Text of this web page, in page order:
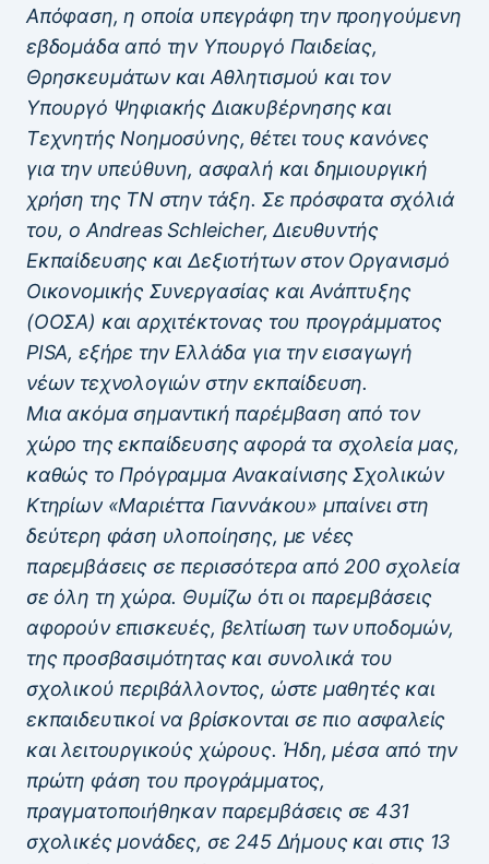
Απόφαση, η οποία υπεγράφη την προηγούμενη
εβδομάδα από την Υπουργό Παιδείας,
Θρησκευμάτων και Αθλητισμού και τον
Υπουργό Ψηφιακής Διακυβέρνησης και
Τεχνητής Νοημοσύνης, θέτει τους κανόνες
για την υπεύθυνη, ασφαλή και δημιουργική
χρήση της ΤΝ στην τάξη. Σε πρόσφατα σχόλιά
του, ο Andreas Schleicher, Διευθυντής
Εκπαίδευσης και Δεξιοτήτων στον Οργανισμό
Οικονομικής Συνεργασίας και Ανάπτυξης
(ΟΟΣΑ) και αρχιτέκτονας του προγράμματος
PISA, εξήρε την Ελλάδα για την εισαγωγή
νέων τεχνολογιών στην εκπαίδευση.
Μια ακόμα σημαντική παρέμβαση από τον
χώρο της εκπαίδευσης αφορά τα σχολεία μας,
καθώς το Πρόγραμμα Ανακαίνισης Σχολικών
Κτηρίων «Μαριέττα Γιαννάκου» μπαίνει στη
δεύτερη φάση υλοποίησης, με νέες
παρεμβάσεις σε περισσότερα από 200 σχολεία
σε όλη τη χώρα. Θυμίζω ότι οι παρεμβάσεις
αφορούν επισκευές, βελτίωση των υποδομών,
της προσβασιμότητας και συνολικά του
σχολικού περιβάλλοντος, ώστε μαθητές και
εκπαιδευτικοί να βρίσκονται σε πιο ασφαλείς
και λειτουργικούς χώρους. Ήδη, μέσα από την
πρώτη φάση του προγράμματος,
πραγματοποιήθηκαν παρεμβάσεις σε 431
σχολικές μονάδες, σε 245 Δήμους και στις 13